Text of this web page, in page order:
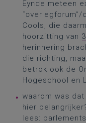
Eynde meteen
“overlegforum”/
Cools, die
hoorzitting van
herinnering
die richting,
betrok ook de
Hogeschool en
waarom was
hier
lees: